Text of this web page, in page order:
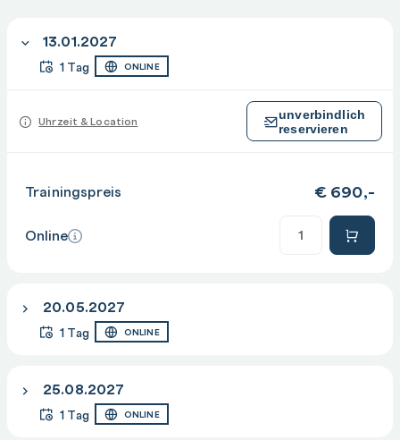
13.01.2027
1 Tag ONLINE
Uhrzeit & Location
unverbindlich
reservieren
Trainingspreis €690,-
Online
20.05.2027
1 Tag ONLINE
25.08.2027
1 Tag ONLINE